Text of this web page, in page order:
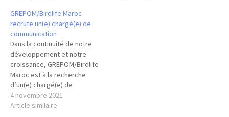
GREPOM/Birdlife Maroc
recrute un(e) chargé(e) de
communication
Dans la continuité de notre
développement et notre
croissance, GREPOM/Birdlife
Maroc est à la recherche
d’un(e) chargé(e) de
communication pour
contribuer à la mise en
4 novembre 2021
Article similaire